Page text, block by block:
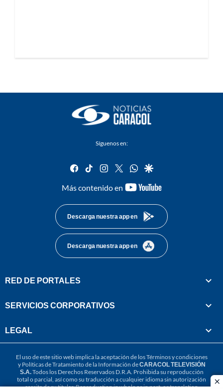
Síguenos en:
facebook
tiktok instagram
twitterwhatsapp
google
Más contenido en
youtube-
Descarga nuestra app en
Descarga nuestra app en
RED DE PORTALES
SERVICIOS CORPORATIVOS
LEGAL
El uso de este sitio web implica la aceptación de losTérminos y condiciones
y Políticas de Tratamiento de la Información deCARACOL TELEVISIÓN
S.A.Todos los Derechos Reservados D.R.A. Prohibida su reproducción
total o parcial, así como su traducción a cualquier idioma sin autorización
escrita de su titular. Reproduction in whole or in part, or translation